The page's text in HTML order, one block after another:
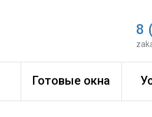
8
Готовые окна